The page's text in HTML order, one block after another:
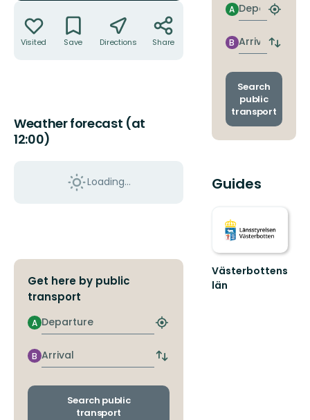
Visited Save Directions Share
Weather forecast (at
12:00)
Loading...
Get here by public
transport
Departure
A
Find
stop
Arrival
B
Switch
and
Search public
transport
Departure
A
Find
stop
Arrival
B
Switch
and
Search
public
transport
Guides
Västerbottens
län